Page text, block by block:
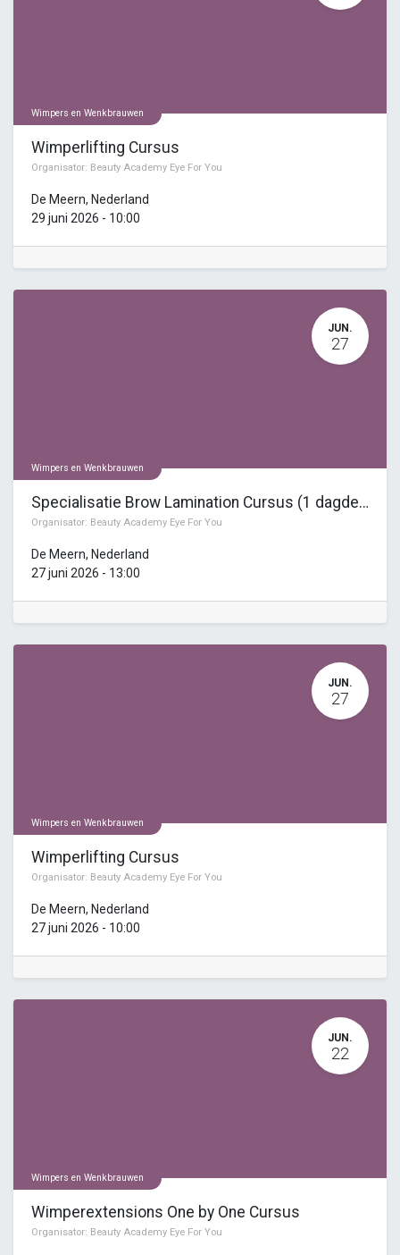
Wimpers en Wenkbrauwen
Wimperlifting Cursus
Organisator: Beauty Academy Eye For You
De Meern, Nederland
29 juni 2026 - 10:00
JUN.
27
Wimpers en Wenkbrauwen
Specialisatie Brow Lamination Cursus (1 dagdeel)
Organisator: Beauty Academy Eye For You
De Meern, Nederland
27 juni 2026 - 13:00
JUN.
27
Wimpers en Wenkbrauwen
Wimperlifting Cursus
Organisator: Beauty Academy Eye For You
De Meern, Nederland
27 juni 2026 - 10:00
JUN.
22
Wimpers en Wenkbrauwen
Wimperextensions One by One Cursus
Organisator: Beauty Academy Eye For You